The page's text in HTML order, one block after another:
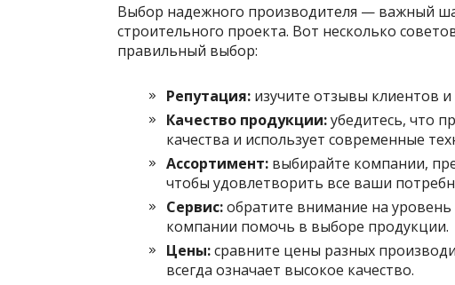
Выбор надежного производителя — важный
строительного проекта. Вот несколько
правильный выбор:
Репутация: изучите отзывы клиентов
Качество продукции:убедитесь, что
качества и использует современные
Ассортимент: выбирайте компании,
чтобы удовлетворить все ваши
Сервис:обратите внимание на
компании помочь в выборе продукции.
Цены:сравните цены разных
всегда означает высокое качество.